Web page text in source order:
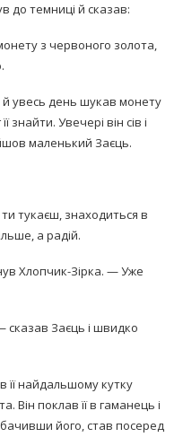
до темниці й сказав:
з червоного золота,
й увесь день шукав монету
знайти. Увечері він сів і
маленький Заєць.
тукаєш, знаходиться в
а радій.
Хлопчик-Зірка. — Уже
Заєць і швидко
її найдальшому кутку
Він поклав її в гаманець і
його, став посеред